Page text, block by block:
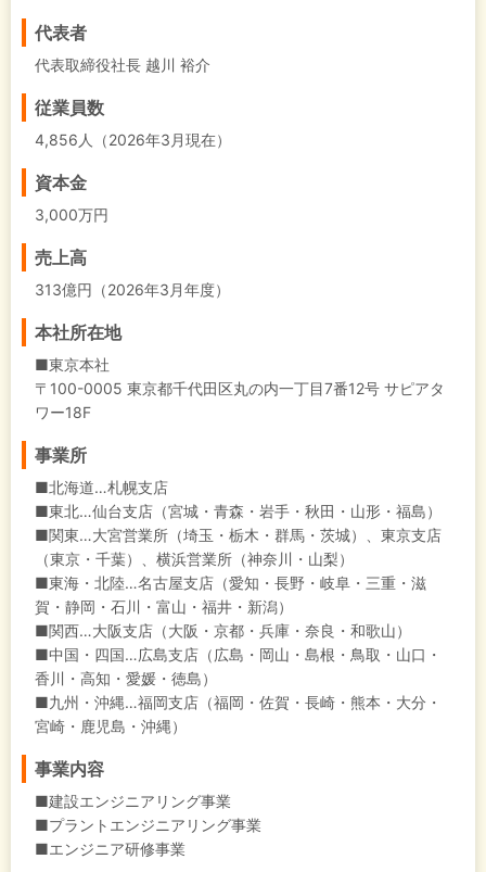
代表者
代表取締役社長 越川 裕介
従業員数
4,856人（2026年3月現在）
資本金
3,000万円
売上高
313億円（2026年3月年度）
本社所在地
■東京本社
〒100-0005 東京都千代田区丸の内一丁目7番12号 サピアタ
ワー18F
事業所
■北海道…札幌支店
■東北…仙台支店（宮城・青森・岩手・秋田・山形・福島）
■関東…大宮営業所（埼玉・栃木・群馬・茨城）、東京支店
（東京・千葉）、横浜営業所（神奈川・山梨）
■東海・北陸…名古屋支店（愛知・長野・岐阜・三重・滋
賀・静岡・石川・富山・福井・新潟）
■関西…大阪支店（大阪・京都・兵庫・奈良・和歌山）
■中国・四国…広島支店（広島・岡山・島根・鳥取・山口・
香川・高知・愛媛・徳島）
■九州・沖縄…福岡支店（福岡・佐賀・長崎・熊本・大分・
宮崎・鹿児島・沖縄）
事業内容
■建設エンジニアリング事業
■プラントエンジニアリング事業
■エンジニア研修事業